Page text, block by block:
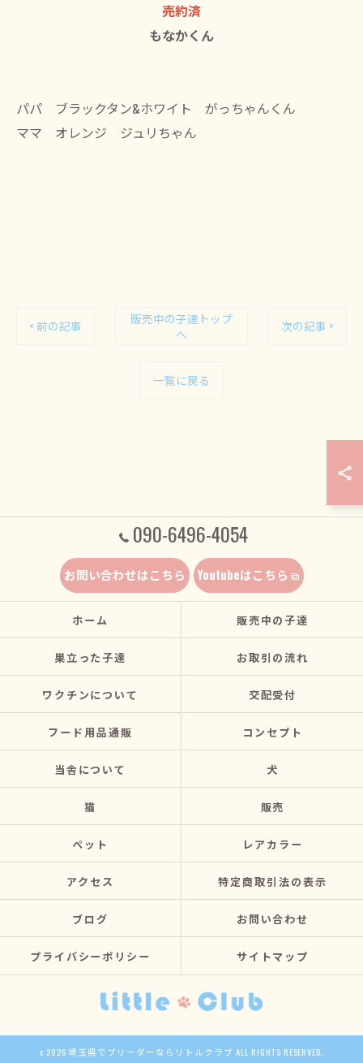
売約済
もなかくん
パパ ブラックタン&ホワイト がっちゃんくん
ママ オレンジ ジュリちゃん
< 前の記事
販売中の子達トップ
へ
次の記事 >
一覧に戻る
090-6496-4054
お問い合わせはこちら Youtubeはこちら
ホーム 販売中の子達
巣立った子達 お取引の流れ
ワクチンについて 交配受付
フード用品通販 コンセプト
当舎について 犬
猫 販売
ペット レアカラー
アクセス 特定商取引法の表示
ブログ お問い合わせ
プライバシーポリシー サイトマップ
c 2026 埼玉県でブリーダーならリトルクラブ ALL RIGHTS RESERVED.